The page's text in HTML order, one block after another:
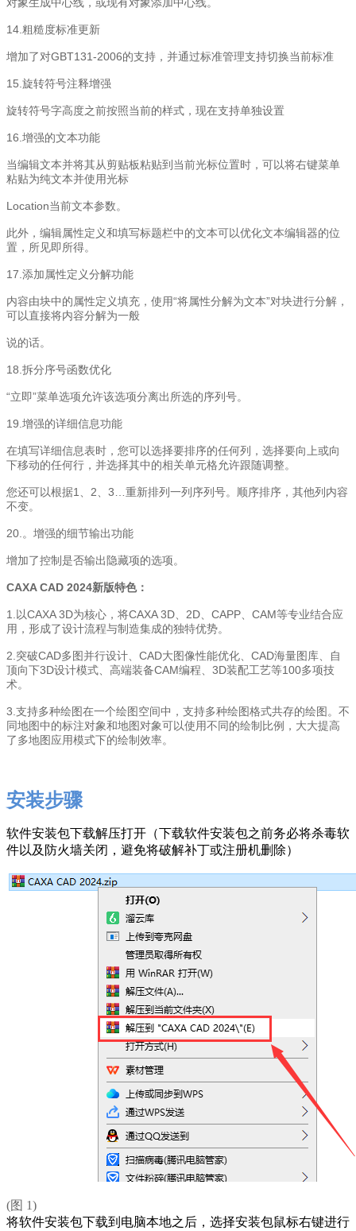
对象生成中心线，或现有对象添加中心线。
14.粗糙度标准更新
增加了对GBT131-2006的支持，并通过标准管理支持切换当前标准
15.旋转符号注释增强
旋转符号字高度之前按照当前的样式，现在支持单独设置
16.增强的文本功能
当编辑文本并将其从剪贴板粘贴到当前光标位置时，可以将右键菜单
粘贴为纯文本并使用光标
Location当前文本参数。
此外，编辑属性定义和填写标题栏中的文本可以优化文本编辑器的位
置，所见即所得。
17.添加属性定义分解功能
内容由块中的属性定义填充，使用“将属性分解为文本”对块进行分解，
可以直接将内容分解为一般
说的话。
18.拆分序号函数优化
“立即”菜单选项允许该选项分离出所选的序列号。
19.增强的详细信息功能
在填写详细信息表时，您可以选择要排序的任何列，选择要向上或向
下移动的任何行，并选择其中的相关单元格允许跟随调整。
您还可以根据1、2、3…重新排列一列序列号。顺序排序，其他列内容
不变。
20.。增强的细节输出功能
增加了控制是否输出隐藏项的选项。
CAXA CAD 2024新版特色：
1.以CAXA 3D为核心，将CAXA 3D、2D、CAPP、CAM等专业结合应
用，形成了设计流程与制造集成的独特优势。
2.突破CAD多图并行设计、CAD大图像性能优化、CAD海量图库、自
顶向下3D设计模式、高端装备CAM编程、3D装配工艺等100多项技
术。
3.支持多种绘图在一个绘图空间中，支持多种绘图格式共存的绘图。不
同地图中的标注对象和地图对象可以使用不同的绘制比例，大大提高
了多地图应用模式下的绘制效率。
安装步骤
软件安装包下载解压打开（下载软件安装包之前务必将杀毒软
件以及防火墙关闭，避免将破解补丁或注册机删除）
(图 1)
将软件安装包下载到电脑本地之后，选择安装包鼠标右键进行